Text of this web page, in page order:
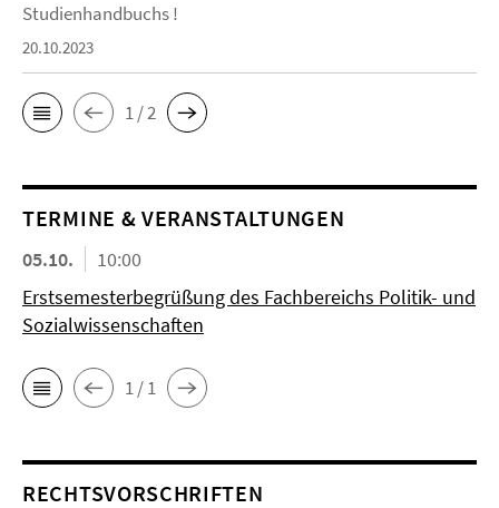
Studienhandbuchs !
20.10.2023
1 / 2
TERMINE & VERANSTALTUNGEN
05.10.
10:00
Erstsemesterbegrüßung des Fachbereichs Politik- und
Sozialwissenschaften
1 / 1
RECHTSVORSCHRIFTEN